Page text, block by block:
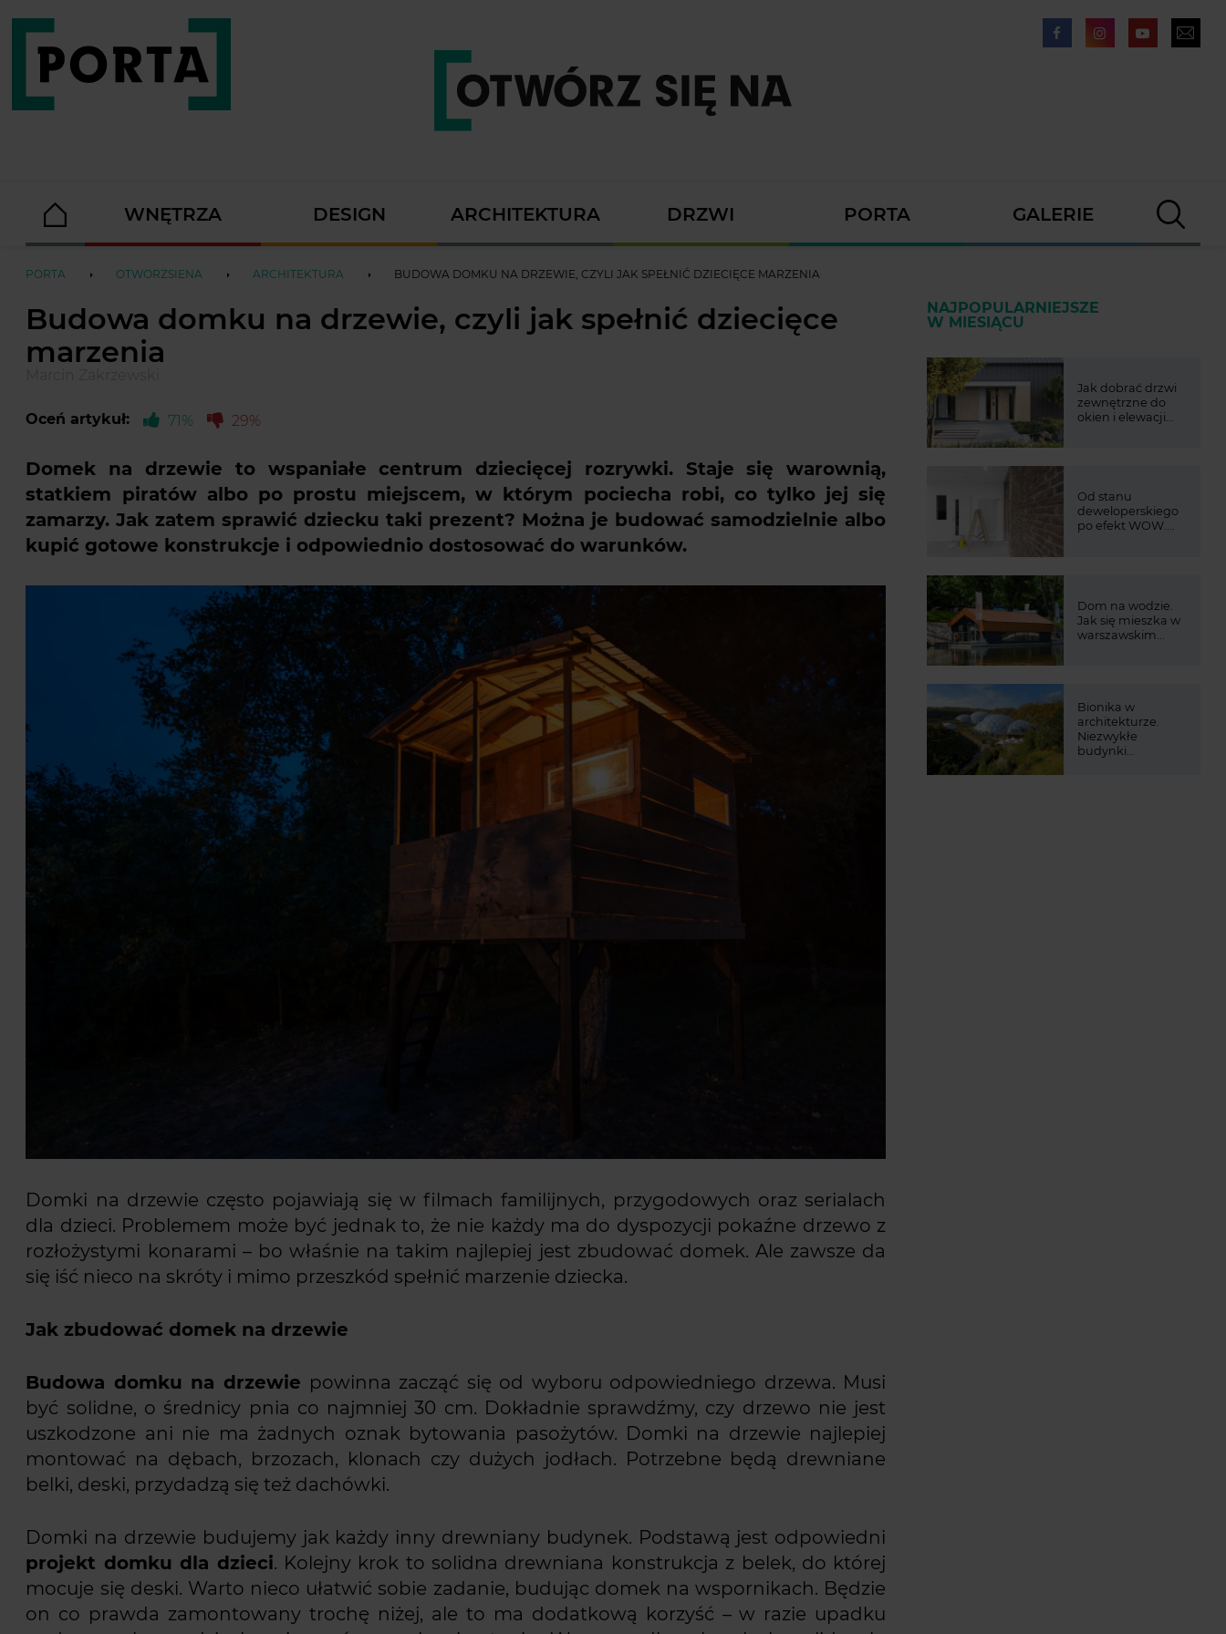
WNĘTRZA DESIGN ARCHITEKTURA DRZWI PORTA GALERIE
PORTA OTWORZSIENA ARCHITEKTURA BUDOWA DOMKU NA DRZEWIE, CZYLI JAK SPEŁNIĆ DZIECIĘCE MARZENIA
Budowa domku na drzewie, czyli jak spełnić dziecięce
marzenia
Oceń artykuł: 71% 29%
Domek na drzewie to wspaniałe centrum dziecięcej rozrywki. Staje się warownią,
statkiem piratów albo po prostu miejscem, w którym pociecha robi, co tylko jej się
zamarzy. Jak zatem sprawić dziecku taki prezent? Można je budować samodzielnie albo
kupić gotowe konstrukcje i odpowiednio dostosować do warunków.
Domki na drzewie często pojawiają się w filmach familijnych, przygodowych oraz serialach
dla dzieci. Problemem może być jednak to, że nie każdy ma do dyspozycji pokaźne drzewo z
rozłożystymi konarami – bo właśnie na takim najlepiej jest zbudować domek. Ale zawsze da
się iść nieco na skróty i mimo przeszkód spełnić marzenie dziecka.
Jak zbudować domek na drzewie
Budowa domku na drzewie powinna zacząć się od wyboru odpowiedniego drzewa. Musi
być solidne, o średnicy pnia co najmniej 30 cm. Dokładnie sprawdźmy, czy drzewo nie jest
uszkodzone ani nie ma żadnych oznak bytowania pasożytów. Domki na drzewie najlepiej
montować na dębach, brzozach, klonach czy dużych jodłach. Potrzebne będą drewniane
belki, deski, przydadzą się też dachówki.
Domki na drzewie budujemy jak każdy inny drewniany budynek. Podstawą jest odpowiedni
projekt domku dla dzieci. Kolejny krok to solidna drewniana konstrukcja z belek, do której
mocuje się deski. Warto nieco ułatwić sobie zadanie, budując domek na wspornikach. Będzie
on co prawda zamontowany trochę niżej, ale to ma dodatkową korzyść – w razie upadku
NAJPOPULARNIEJSZE
W MIESIĄCU
Jak dobrać drzwi
zewnętrzne do
okien i elewacji...
Od stanu
deweloperskiego
po efekt WOW....
Dom na wodzie.
Jak się mieszka w
warszawskim...
Bionika w
architekturze.
Niezwykłe
budynki...